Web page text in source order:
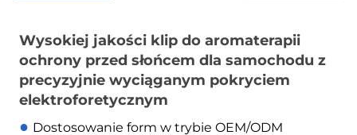
Wysokiej jakości klip do aromaterapii
ochrony przed słońcem dla samochodu z
precyzyjnie wyciąganym pokryciem
elektroforetycznym
● Dostosowanie form w trybie OEM/ODM